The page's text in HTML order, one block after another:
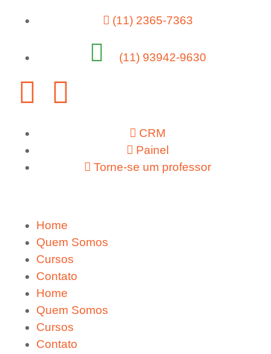
(11) 2365-7363
(11) 93942-9630
CRM
Painel
Torne-se um professor
Home
Quem Somos
Cursos
Contato
Home
Quem Somos
Cursos
Contato